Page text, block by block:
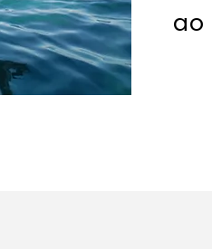
ao